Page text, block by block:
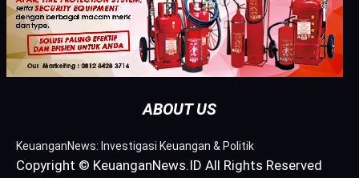
ABOUT US
KeuanganNews: Investigasi Keuangan & Politik
Copyright © KeuanganNews.ID All Rights Reserved